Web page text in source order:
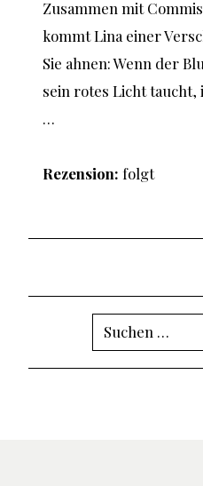
Zusammen mit
kommt Lina einer
Sie ahnen: Wenn der
sein rotes Licht
…
Rezension: folgt
Suchen
nach: